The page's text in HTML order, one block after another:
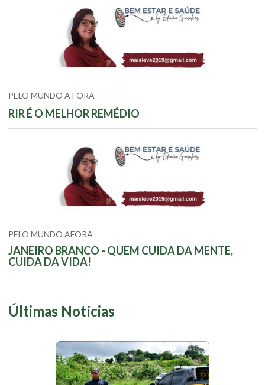
PELO MUNDO A FORA
RIR É O MELHOR REMÉDIO
PELO MUNDO AFORA
JANEIRO BRANCO - QUEM CUIDA DA MENTE,
CUIDA DA VIDA!
Últimas Notícias